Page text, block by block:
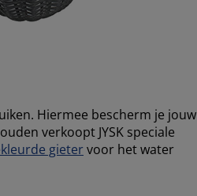
Hiermee bescherm je jouw
verkoopt JYSK speciale
gietervoor het water